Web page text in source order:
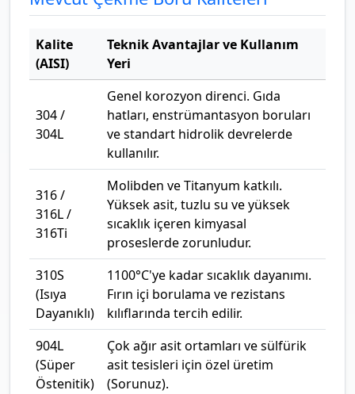
Kalite
(AISI)
Teknik Avantajlar ve Kullanım
Yeri
304 /
304L
Genel korozyon direnci. Gıda
hatları, enstrümantasyon boruları
ve standart hidrolik devrelerde
kullanılır.
316 /
316L /
316Ti
Molibden ve Titanyum katkılı.
Yüksek asit, tuzlu su ve yüksek
sıcaklık içeren kimyasal
proseslerde zorunludur.
310S
(Isıya
Dayanıklı)
1100°C'ye kadar sıcaklık dayanımı.
Fırın içi borulama ve rezistans
kılıflarında tercih edilir.
904L
(Süper
Östenitik)
Çok ağır asit ortamları ve sülfürik
asit tesisleri için özel üretim
(Sorunuz).